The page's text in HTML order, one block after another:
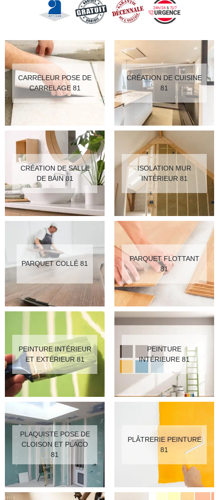
CARRELEUR POSE DE
CARRELAGE 81
CRÉATION DE CUISINE
81
CRÉATION DE SALLE
DE BAIN 81
ISOLATION MUR
INTÉRIEUR 81
PARQUET COLLÉ 81
PARQUET FLOTTANT
81
PEINTURE INTÉRIEUR
ET EXTÉRIEUR 81
PEINTURE
INTÉRIEURE 81
PLAQUISTE POSE DE
CLOISON ET PLACO
81
PLÂTRERIE PEINTURE
81